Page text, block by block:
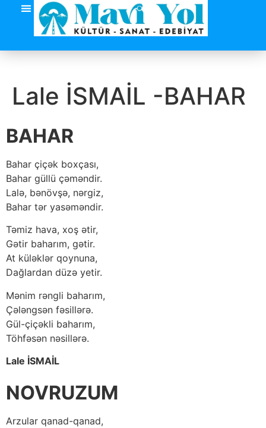
Lale İSMAİL -BAHAR
BAHAR
Bahar çiçək boxçası,
Bahar güllü çəməndir.
Lalə, bənövşə, nərgiz,
Bahar tər yasəməndir.
Təmiz hava, xoş ətir,
Gətir baharım, gətir.
At küləklər qoynuna,
Dağlardan düzə yetir.
Mənim rəngli baharım,
Çələngsən fəsillərə.
Gül-çiçəkli baharım,
Töhfəsən nəsillərə.
Lale İSMAİL
NOVRUZUM
Arzular qanad-qanad,